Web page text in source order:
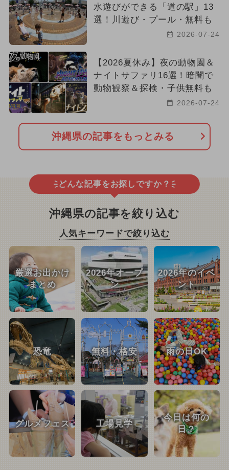
水遊びができる「道の駅」13
選！川遊び・プール・無料も
2026-07-24
【2026夏休み】夜の動物園＆
ナイトサファリ16選！暗闇で
動物観察＆探検・子供無料も
2026-07-24
沖縄県の記事をもっとみる
どんな記事をお探しですか？
沖縄県の記事を絞り込む
人気キーワードで絞り込む
厳選お出かけ
まとめ
2026年オープ
ン
2026年のイベ
ント
恐竜 無料・格安 雨の日OK
グルメフェス 工場見学
今日は何の
日？